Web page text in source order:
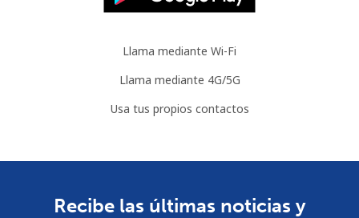
Llama mediante Wi-Fi
Llama mediante 4G/5G
Usa tus propios contactos
Recibe las últimas noticias y